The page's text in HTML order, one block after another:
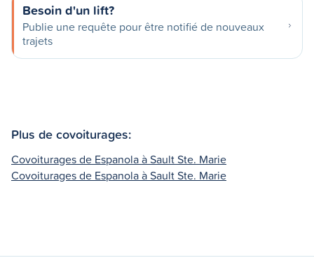
Besoin d'un lift?
Publie une requête pour être notifié de nouveaux
trajets
Plus de covoiturages:
Covoiturages de Espanola à Sault Ste. Marie
Covoiturages de Espanola à Sault Ste. Marie